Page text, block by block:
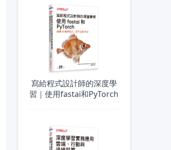
寫給程式設計師的深度學
習｜使用fastai和PyTorch